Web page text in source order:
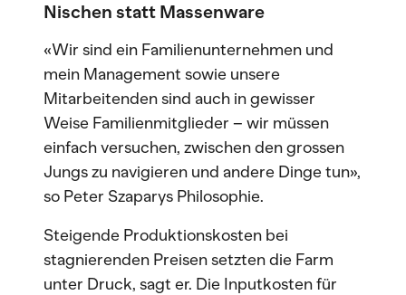
Nischen statt Massenware
«Wir sind ein Familienunternehmen und
mein Management sowie unsere
Mitarbeitenden sind auch in gewisser
Weise Familienmitglieder – wir müssen
einfach versuchen, zwischen den grossen
Jungs zu navigieren und andere Dinge tun»,
so Peter Szaparys Philosophie.
Steigende Produktionskosten bei
stagnierenden Preisen setzten die Farm
unter Druck, sagt er. Die Inputkosten für